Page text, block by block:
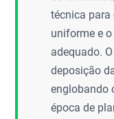
técnica para
uniforme e
adequado.
deposição
englobando
época de